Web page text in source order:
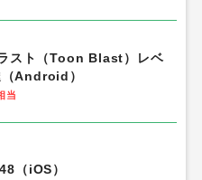
スト（Toon Blast）レベ
Android）
当
（iOS）